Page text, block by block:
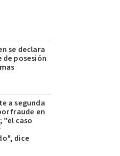
se declara
de posesión
a segunda
fraude en
"el caso
dice